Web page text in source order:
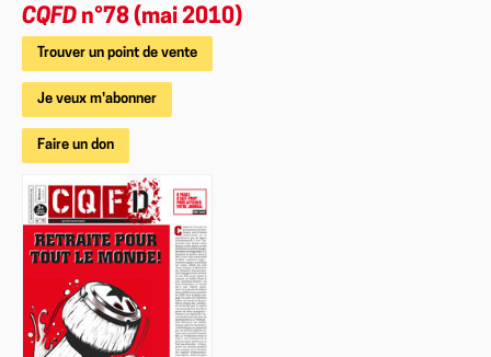
CQFD n°78 (mai 2010)
Trouver un point de vente
Je veux m'abonner
Faire un don